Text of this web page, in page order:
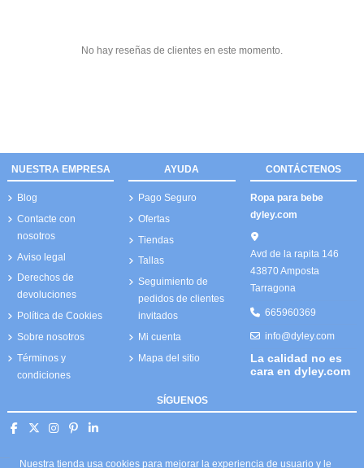
No hay reseñas de clientes en este momento.
NUESTRA EMPRESA
Blog
Contacte con
nosotros
Aviso legal
Derechos de
devoluciones
Política de Cookies
Sobre nosotros
Términos y
condiciones
AYUDA
Pago Seguro
Ofertas
Tiendas
Tallas
Seguimiento de
pedidos de clientes
invitados
Mi cuenta
Mapa del sitio
CONTÁCTENOS
Ropa para bebe
dyley.com
Avd de la rapita 146
43870 Amposta
Tarragona
665960369
info@dyley.com
La calidad no es
cara en dyley.com
SÍGUENOS
Nuestra tienda usa cookies para mejorar la experiencia de usuario y le